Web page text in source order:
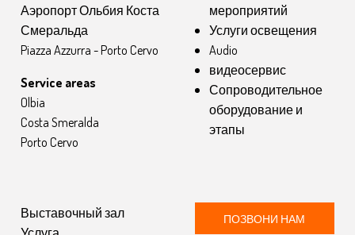
Аэропорт Ольбия Коста
Смеральда
Piazza Azzurra - Porto Cervo
Service areas
Olbia
Costa Smeralda
Porto Cervo
мероприятий
Услуги освещения
Audio
видеосервис
Сопроводительное
оборудование и
этапы
Выставочный зал
ПОЗВОНИ НАМ